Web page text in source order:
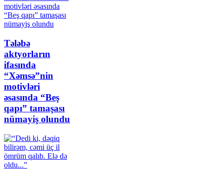
Tələbə
aktyorların
ifasında
“Xəmsə”nin
motivləri
əsasında “Beş
qapı” tamaşası
nümayiş olundu